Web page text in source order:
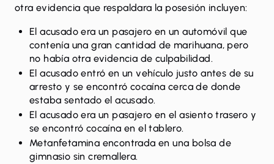
otra evidencia que respaldara la posesión incluyen:
El acusado era un pasajero en un automóvil que
contenía una gran cantidad de marihuana, pero
no había otra evidencia de culpabilidad.
El acusado entró en un vehículo justo antes de su
arresto y se encontró cocaína cerca de donde
estaba sentado el acusado.
El acusado era un pasajero en el asiento trasero y
se encontró cocaína en el tablero.
Metanfetamina encontrada en una bolsa de
gimnasio sin cremallera.